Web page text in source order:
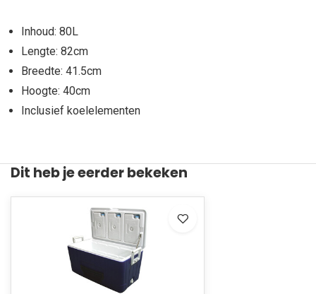
Inhoud: 80L
Lengte: 82cm
Breedte: 41.5cm
Hoogte: 40cm
Inclusief koelelementen
Dit heb je eerder bekeken